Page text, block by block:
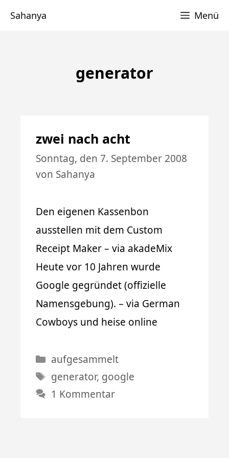
Sahanya Menü
generator
zwei nach acht
Sonntag, den 7. September 2008
von Sahanya
Den eigenen Kassenbon
ausstellen mit dem Custom
Receipt Maker – via akadeMix
Heute vor 10 Jahren wurde
Google gegründet (offizielle
Namensgebung). – via German
Cowboys und heise online
Kategorien
aufgesammelt
Schlagwörter
generator, google
1 Kommentar